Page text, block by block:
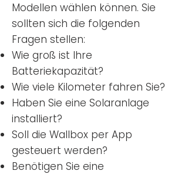
Modellen wählen können. Sie
sollten sich die folgenden
Fragen stellen:
Wie groß ist Ihre
Batteriekapazität?
Wie viele Kilometer fahren Sie?
Haben Sie eine Solaranlage
installiert?
Soll die Wallbox per App
gesteuert werden?
Benötigen Sie eine